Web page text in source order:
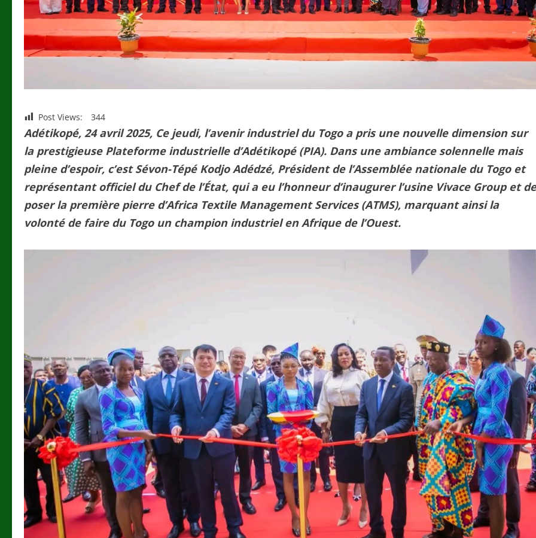
Post Views: 344
Adétikopé, 24 avril 2025, Ce jeudi, l’avenir industriel du Togo a pris une nouvelle dimension sur
la prestigieuse Plateforme industrielle d’Adétikopé (PIA). Dans une ambiance solennelle mais
pleine d’espoir, c’est Sévon-Tépé Kodjo Adédzé, Président de l’Assemblée nationale du Togo et
représentant officiel du Chef de l’État, qui a eu l’honneur d’inaugurer l’usine Vivace Group et de
poser la première pierre d’Africa Textile Management Services (ATMS), marquant ainsi la
volonté de faire du Togo un champion industriel en Afrique de l’Ouest.